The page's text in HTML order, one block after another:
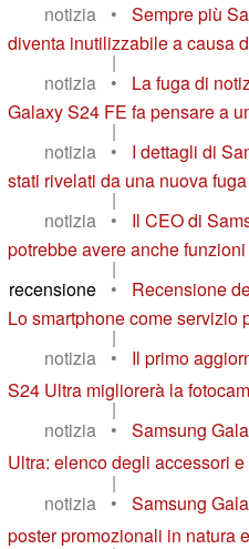
notizia
•
Sempre più
diventa inutilizzabile a causa
|
notizia
•
La fuga di
Galaxy S24 FE fa pensare a
|
notizia
•
I dettagli di
stati rivelati da una nuova fuga
|
notizia
•
Il CEO di
potrebbe avere anche
|
recensione
•
Recensione
Lo smartphone come servizio
|
notizia
•
Il primo
S24 Ultra migliorerà la
|
notizia
•
Samsung
Ultra: elenco degli accessori e
|
notizia
•
Samsung
poster promozionali in natura